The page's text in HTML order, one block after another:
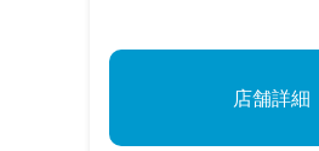
店舗詳細